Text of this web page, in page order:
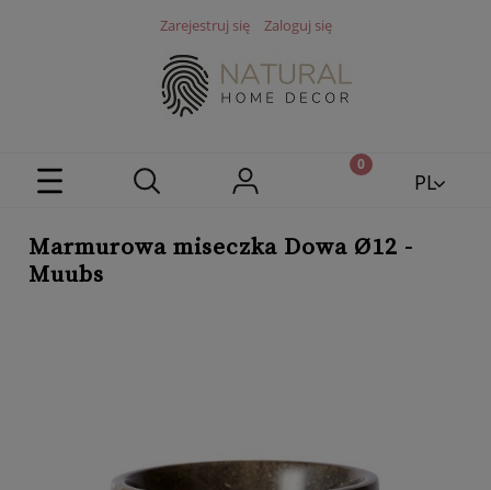
Zarejestruj się Zaloguj się
PL
Marmurowa miseczka Dowa Ø12 -
Muubs